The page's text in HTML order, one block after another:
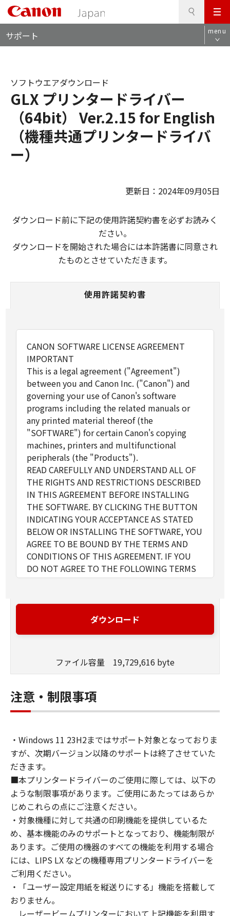
メ
ニ
ュ
サポート menu
GLX プリンタードライバー
（64bit） Ver.2.15 for English
（機種共通プリンタードライバ
ー）
ソフトウエアダウンロード
更新日：2024年09月05日
ダウンロード前に下記の使用許諾契約書を必ずお読みく
ださい。
ダウンロードを開始された場合には本許諾書に同意され
たものとさせていただきます。
使用許諾契約書
CANON SOFTWARE LICENSE AGREEMENT
IMPORTANT
This is a legal agreement ("Agreement")
between you and Canon Inc. ("Canon") and
governing your use of Canon's software
programs including the related manuals or
any printed material thereof (the
"SOFTWARE") for certain Canon's copying
machines, printers and multifunctional
peripherals (the "Products").
READ CAREFULLY AND UNDERSTAND ALL OF
THE RIGHTS AND RESTRICTIONS DESCRIBED
IN THIS AGREEMENT BEFORE INSTALLING
THE SOFTWARE. BY CLICKING THE BUTTON
INDICATING YOUR ACCEPTANCE AS STATED
BELOW OR INSTALLING THE SOFTWARE, YOU
AGREE TO BE BOUND BY THE TERMS AND
CONDITIONS OF THIS AGREEMENT. IF YOU
DO NOT AGREE TO THE FOLLOWING TERMS
AND CONDITIONS OF THIS AGREEMENT, DO
1. GRANT OF LICENSE
Canon grants you a personal, limited and non-
SOFTWARE solely for the use with Products
connected to the Products (the "Designated
Computer").
You may allow other users of other
Computer to use the SOFTWARE, provided
that you must assure that all such users shall
abide by the terms of this Agreement and
shall be subject to restrictions and
obligations borne by you hereunder.
You may make one copy of the SOFTWARE
solely for a back-up purpose.
2. RESTRICTIONS
You shall not use the SOFTWARE except as
expressly granted or permitted herein, and
shall not assign, sublicense, sell, rent, lease,
loan, convey or transfer to any third party the
SOFTWARE. You shall not alter, translate or
convert to another programming language,
ダウンロード
ファイル容量 19,729,616 byte
注意・制限事項
・Windows 11 23H2まではサポート対象となっておりま
すが、次期バージョン以降のサポートは終了させていた
だきます。
■本プリンタードライバーのご使用に際しては、以下の
ような制限事項があります。ご使用にあたってはあらか
じめこれらの点にご注意ください。
・対象機種に対して共通の印刷機能を提供しているた
め、基本機能のみのサポートとなっており、機能制限が
あります。ご使用の機器のすべての機能を利用する場合
には、LIPS LX などの機種専用プリンタードライバーを
ご利用ください。
・「ユーザー設定用紙を縦送りにする」機能を搭載して
おりません。
レーザービームプリンターにおいて上記機能を利用す